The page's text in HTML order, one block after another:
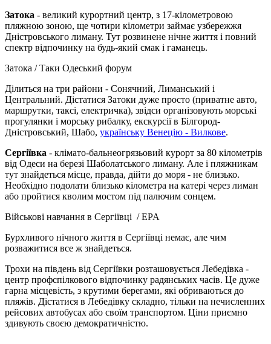
Затока - великий курортний центр, з 17-кілометровою
пляжною зоною, ще чотири кілометри займає узбережжя
Дністровського лиману. Тут розвинене нічне життя і повний
спектр відпочинку на будь-який смак і гаманець.
Затока / Таки Одеський форум
Ділиться на три райони - Сонячний, Лиманський і
Центральний. Дістатися Затоки дуже просто (приватне авто,
маршрутки, таксі, електричка), звідси організовують морські
прогулянки і морську рибалку, екскурсії в Білгород-
Дністровський, Шабо, українську Венецію - Вилкове.
Сергіївка - клімато-бальнеогрязьовий курорт за 80 кілометрів
від Одеси на березі Шаболатського лиману. Але і пляжникам
тут знайдеться місце, правда, дійти до моря - не близько.
Необхідно подолати близько кілометра на катері через лиман
або пройтися кволим мостом під палючим сонцем.
Військові навчання в Сергіївці / EPA
Бурхливого нічного життя в Сергіївці немає, але чим
розважитися все ж знайдеться.
Трохи на південь від Сергіївки розташовується Лебедівка -
центр профспілкового відпочинку радянських часів. Це дуже
гарна місцевість, з крутими берегами, які обриваються до
пляжів. Дістатися в Лебедівку складно, тільки на нечисленних
рейсових автобусах або своїм транспортом. Ціни приємно
здивують своєю демократичністю.